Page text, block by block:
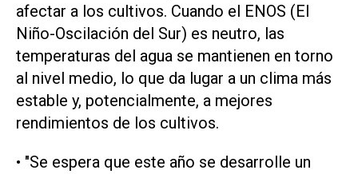
afectar a los cultivos. ‌Cuando el ENOS (El
Niño-Oscilación del Sur) es ‌neutro, las
temperaturas del agua se mantienen en torno
al ⁠nivel medio, lo que da lugar a un clima más
estable y, potencialmente, a mejores
rendimientos de los cultivos.
• "Se espera que este año se desarrolle un